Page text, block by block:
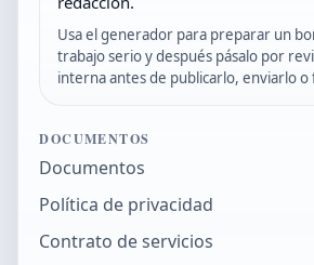
Usa el generador para preparar un
trabajo serio y después pásalo por
interna antes de publicarlo, enviarlo
DOCUMENTOS
Documentos
Política de privacidad
Contrato de servicios